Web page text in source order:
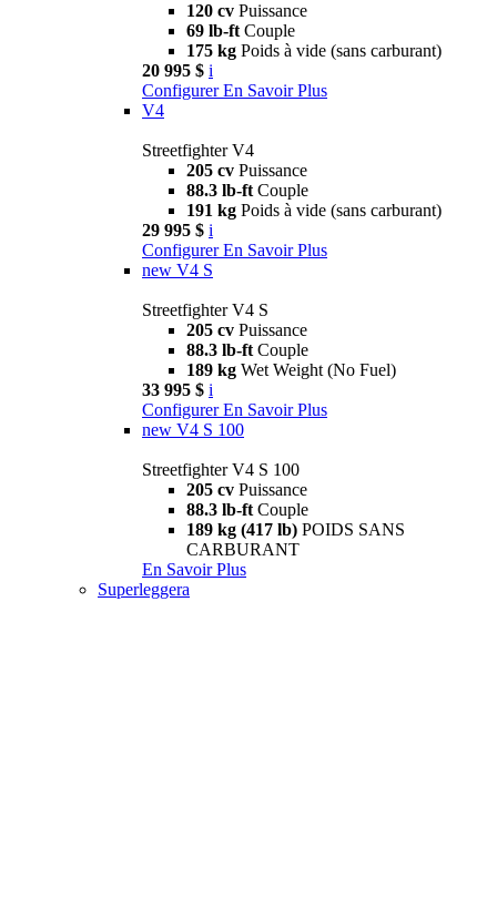
120 cv Puissance
69 lb-ft Couple
175 kg Poids à vide (sans carburant)
20 995 $ i
Configurer En Savoir Plus
V4
Streetfighter V4
205 cv Puissance
88.3 lb-ft Couple
191 kg Poids à vide (sans carburant)
29 995 $ i
Configurer En Savoir Plus
new V4 S
Streetfighter V4 S
205 cv Puissance
88.3 lb-ft Couple
189 kg Wet Weight (No Fuel)
33 995 $ i
Configurer En Savoir Plus
new V4 S 100
Streetfighter V4 S 100
205 cv Puissance
88.3 lb-ft Couple
189 kg (417 lb) POIDS SANS
CARBURANT
En Savoir Plus
Superleggera